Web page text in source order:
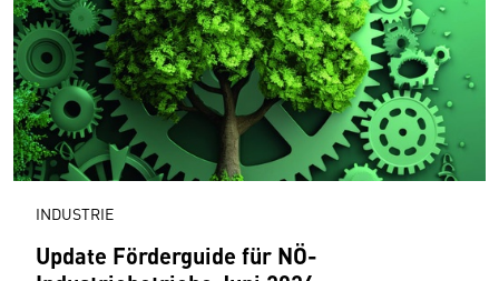
INDUSTRIE
Update Förderguide für NÖ-